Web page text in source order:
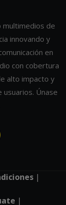
multimedios de
innovando y
en
con cobertura
alto impacto y
usuarios. Únase
|
|